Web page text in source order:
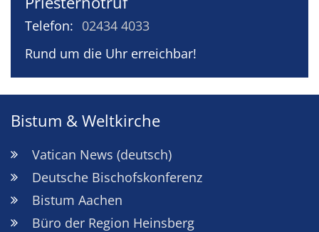
Telefon: 02434 4033
Rund um die Uhr erreichbar!
Bistum & Weltkirche
Vatican News (deutsch)
Deutsche Bischofskonferenz
Bistum Aachen
Büro der Region Heinsberg